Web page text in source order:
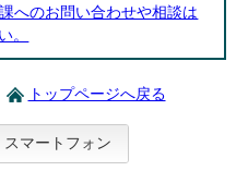
へのお問い合わせや相談は
。
トップページへ戻る
スマートフォン